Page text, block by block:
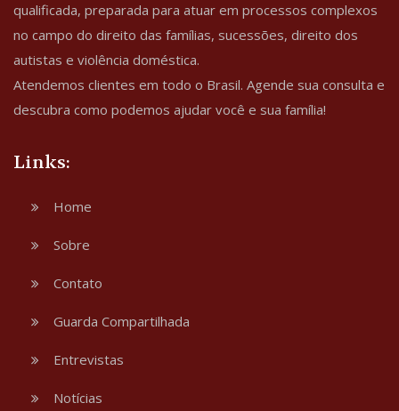
qualificada, preparada para atuar em processos complexos
no campo do direito das famílias, sucessões, direito dos
autistas e violência doméstica.
Atendemos clientes em todo o Brasil. Agende sua consulta e
descubra como podemos ajudar você e sua família!
Links:
Home
Sobre
Contato
Guarda Compartilhada
Entrevistas
Notícias